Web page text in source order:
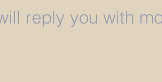
reply you with